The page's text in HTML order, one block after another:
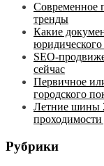
Современное
тренды
Какие
юридического
SEO-
сейчас
Первичное
городского
Летние шины
Рубрики